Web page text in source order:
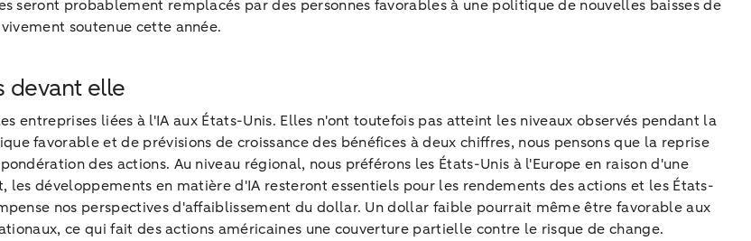
seront probablement remplacés par des personnes favorables à une politique de nouvelles baisses de
soutenue cette année.
devant elle
entreprises liées à l'IA aux États-Unis. Elles n'ont toutefois pas atteint les niveaux observés pendant la
favorable et de prévisions de croissance des bénéfices à deux chiffres, nous pensons que la reprise
des actions. Au niveau régional, nous préférons les États-Unis à l'Europe en raison d'une
développements en matière d'IA resteront essentiels pour les rendements des actions et les États-
nos perspectives d'affaiblissement du dollar. Un dollar faible pourrait même être favorable aux
ce qui fait des actions américaines une couverture partielle contre le risque de change.